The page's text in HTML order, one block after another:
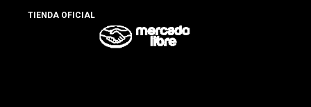
TIENDA OFICIAL